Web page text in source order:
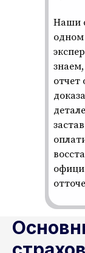
Наши
одном
отчет